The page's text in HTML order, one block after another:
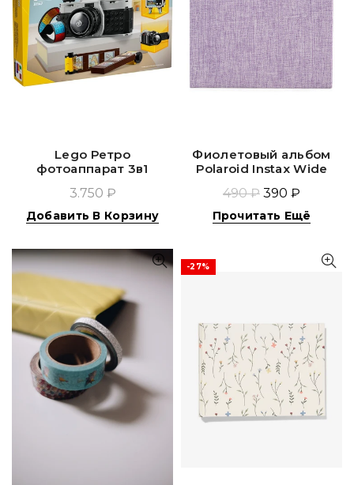
Lego Ретро
фотоаппарат 3в1
3.750 ₽
Добавить В Корзину
Фиолетовый альбом
Polaroid Instax Wide
490 ₽ 390 ₽
Прочитать Ещё
-27%